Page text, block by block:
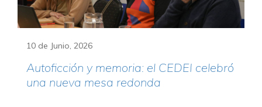
10 de Junio, 2026
Autoficción y memoria: el CEDEI celebró
una nueva mesa redonda